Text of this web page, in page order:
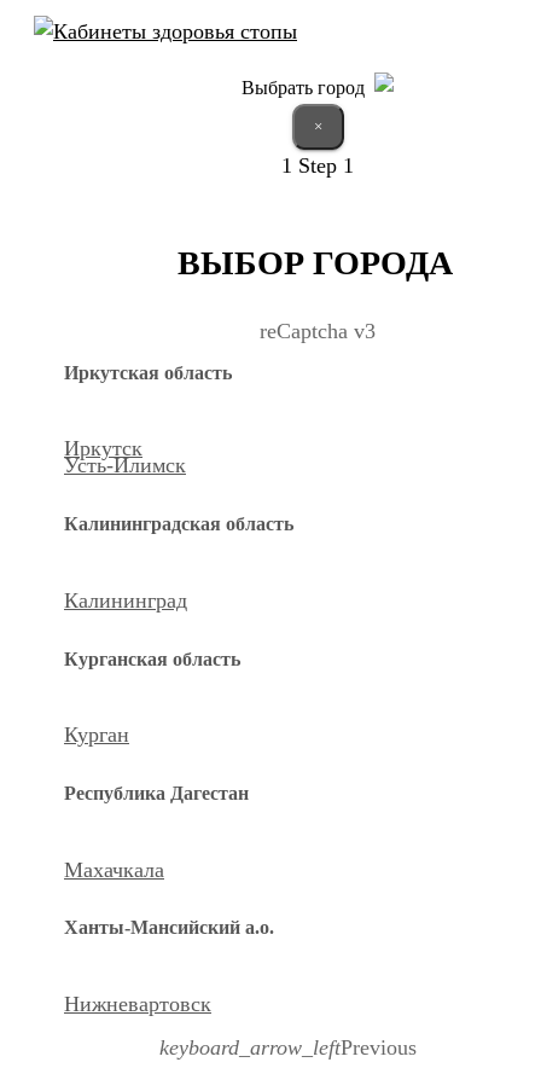
Выбрать город
×
1 Step 1
ВЫБОР ГОРОДА
reCaptcha v3
Иркутская область
Иркутск
Усть-Илимск
Калининградская область
Калининград
Курганская область
Курган
Республика Дагестан
Махачкала
Ханты-Мансийский а.о.
Нижневартовск
keyboard_arrow_leftPrevious